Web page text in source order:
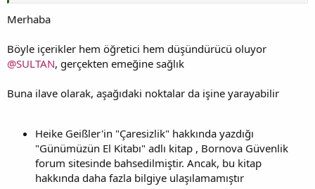
Merhaba
Böyle içerikler hem öğretici hem düşündürücü oluyor
@SULTAN, gerçekten emeğine sağlık
Buna ilave olarak, aşağıdaki noktalar da işine yarayabilir
Heike Geißler'in "Çaresizlik" hakkında yazdığı
"Günümüzün El Kitabı" adlı kitap , Bornova Güvenlik
forum sitesinde bahsedilmiştir. Ancak, bu kitap
hakkında daha fazla bilgiye ulaşılamamıştır